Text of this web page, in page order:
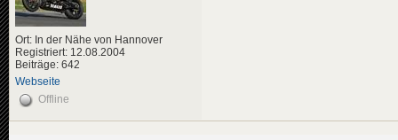
Ort: In der Nähe von Hannover
Registriert: 12.08.2004
Beiträge: 642
Webseite
Offline